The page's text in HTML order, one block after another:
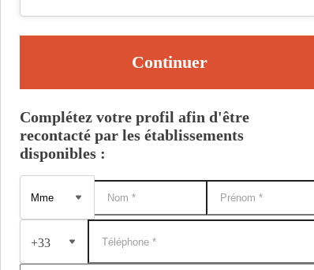
Continuer
Complétez votre profil afin d'être
recontacté par les établissements
disponibles :
+33